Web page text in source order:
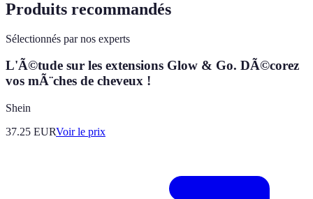
Produits recommandés
Sélectionnés par nos experts
L'Ã©tude sur les extensions Glow & Go. DÃ©corez
vos mÃ¨ches de cheveux !
Shein
37.25 EURVoir le prix